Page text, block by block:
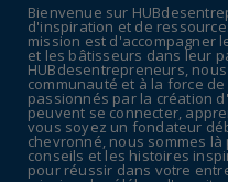
La rentrée
fonction
Bienvenue sur
d'inspiration et de
mission est d'accompagner
et les bâtisseurs dans leur
HUBdesentrepreneurs,
communauté et à la force
passionnés par la création
peuvent se connecter,
vous soyez un fondateur
chevronné, nous sommes
conseils et les histoires
pour réussir dans votre